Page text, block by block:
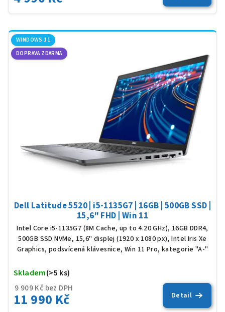
WINDOWS 11
DOPRAVA ZDARMA
Dell Latitude 5520 | i5-1135G7 | 16GB | 500GB SSD |
15,6" FHD | Win 11
Intel Core i5-1135G7 (8M Cache, up to 4.20 GHz), 16GB DDR4,
500GB SSD NVMe, 15,6" displej (1920 x 1080 px), Intel Iris Xe
Graphics, podsvícená klávesnice, Win 11 Pro, kategorie "A-"
9 909 Kč bez DPH
11 990 Kč
Skladem(>5 ks)
je
Detail